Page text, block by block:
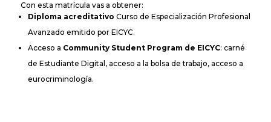
Con esta matrícula vas a obtener:
Diploma acreditativo Curso de Especialización Profesional
Avanzado emitido por EICYC.
Acceso a Community Student Program de EICYC: carné
de Estudiante Digital, acceso a la bolsa de trabajo, acceso a
eurocriminología.